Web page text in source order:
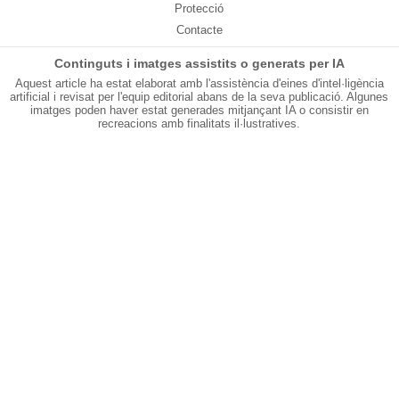
Protecció
Contacte
Continguts i imatges assistits o generats per IA
Aquest article ha estat elaborat amb l'assistència d'eines d'intel·ligència
artificial i revisat per l'equip editorial abans de la seva publicació. Algunes
imatges poden haver estat generades mitjançant IA o consistir en
recreacions amb finalitats il·lustratives.